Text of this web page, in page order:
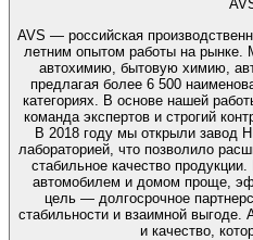
AVS — российская
летним опытом работы на рынке.
автохимию, бытовую химию,
предлагая более 6 500
категориях. В основе нашей
команда экспертов и строгий
В 2018 году мы открыли
лабораторией, что позволило
стабильное качество продукции. Мы стремимся делать уход за
автомобилем и домом проще,
цель — долгосрочное
стабильности и взаимной выгоде.
и качество,